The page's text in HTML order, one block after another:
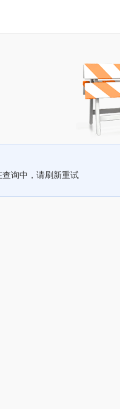
查询中，请刷新重试